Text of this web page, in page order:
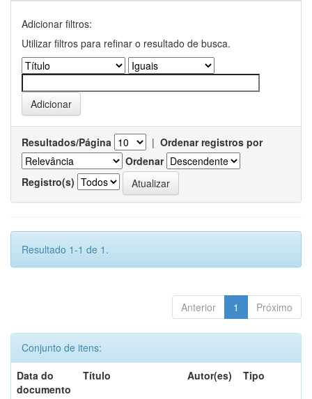
Adicionar filtros:
Utilizar filtros para refinar o resultado de busca.
Resultados/Página | Ordenar registros por
Ordenar
Registro(s)
Resultado 1-1 de 1.
Anterior 1 Próximo
Conjunto de itens:
Data do
documento
Título Autor(es) Tipo